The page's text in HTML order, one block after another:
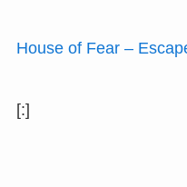
House of Fear –
[:]